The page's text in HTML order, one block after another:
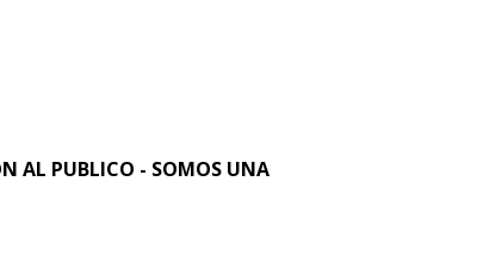
AL PUBLICO - SOMOS UNA